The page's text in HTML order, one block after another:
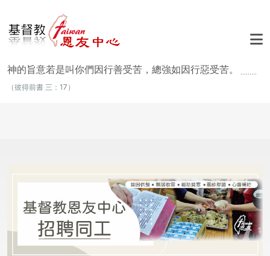
神的旨意若是叫你們因行善受苦，總強如因行惡受苦。
.........
（彼得前書 三：17）